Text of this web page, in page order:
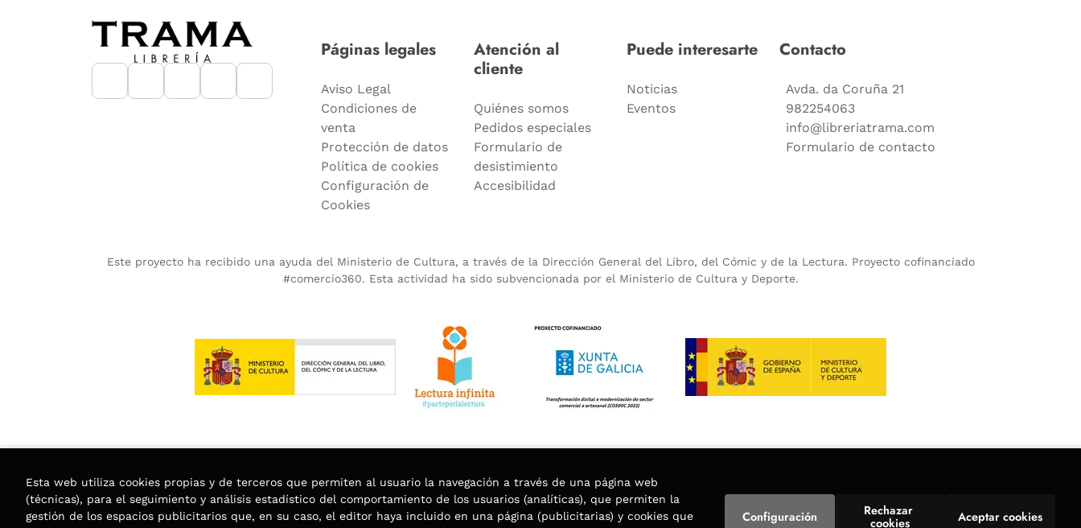
Páginas legales
Aviso Legal
Condiciones de
venta
Protección de datos
Política de cookies
Configuración de
Cookies
Atención al
cliente
Quiénes somos
Pedidos especiales
Formulario de
desistimiento
Accesibilidad
Puede interesarte
Noticias
Eventos
Contacto
Avda. da Coruña 21
982254063
info@libreriatrama.com
Formulario de contacto
Este proyecto ha recibido una ayuda del Ministerio de Cultura, a través de la Dirección General del Libro, del Cómic y de la Lectura. Proyecto cofinanciado
#comercio360. Esta actividad ha sido subvencionada por el Ministerio de Cultura y Deporte.
2026 ©Librería Trama. Todos los Derechos Reservados | Trevenque Group
Esta web utiliza cookies propias y de terceros que permiten al usuario la navegación a través de una página web
(técnicas), para el seguimiento y análisis estadístico del comportamiento de los usuarios (analíticas), que permiten la
gestión de los espacios publicitarios que, en su caso, el editor haya incluido en una página (publicitarias) y cookies que
Configuración
Rechazar
cookies
Aceptar cookies